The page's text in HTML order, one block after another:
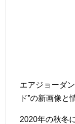
エアジョーダ
ド”の新画像と
2020年の秋冬